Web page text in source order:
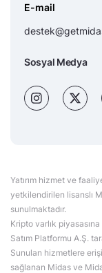
E-mail
Sosyal Medya
Yatırım hizmet ve
yetkilendirilen lisanslı
sunulmaktadır.
Kripto varlık
Satım Platformu A.Ş.
Sunulan hizmetlere
sağlanan Midas ve